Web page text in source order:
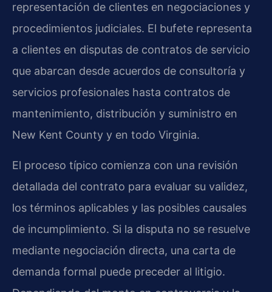
representación de clientes en negociaciones y
procedimientos judiciales. El bufete representa
a clientes en disputas de contratos de servicio
que abarcan desde acuerdos de consultoría y
servicios profesionales hasta contratos de
mantenimiento, distribución y suministro en
New Kent County y en todo Virginia.
El proceso típico comienza con una revisión
detallada del contrato para evaluar su validez,
los términos aplicables y las posibles causales
de incumplimiento. Si la disputa no se resuelve
mediante negociación directa, una carta de
demanda formal puede preceder al litigio.